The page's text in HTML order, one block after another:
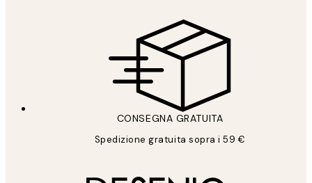
CONSEGNA GRATUITA
Spedizione gratuita sopra i 59 €